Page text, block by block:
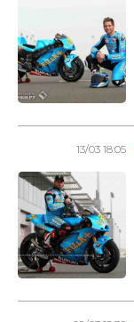
13/03 18:05